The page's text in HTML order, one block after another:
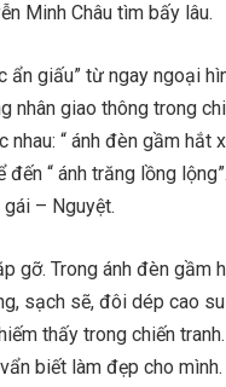
Minh Châu tìm bấy lâu.
giấu” từ ngay ngoại
giao thông trong
“ ánh đèn gầm hắt
“ ánh trăng lồng
– Nguyệt.
gỡ. Trong ánh đèn gầm
sạch sẽ, đôi dép cao
thấy trong chiến
biết làm đẹp cho